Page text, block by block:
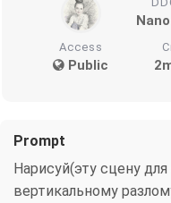
Access
Public
Prompt
Нарисуй(эту сцену
вертикальному